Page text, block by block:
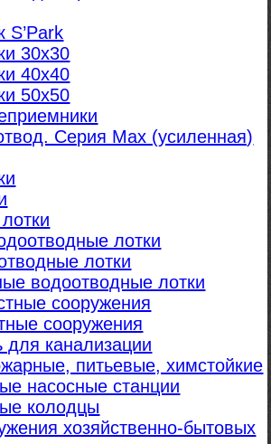
S’Park
30х30
40х40
50х50
Серия Max (усиленная)
лотки
лотки
водоотводные лотки
сооружения
сооружения
канализации
питьевые, химстойкие
насосные станции
колодцы
хозяйственно-бытовых